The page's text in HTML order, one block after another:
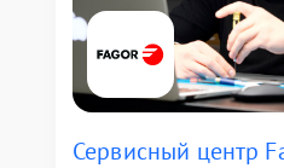
Сервисный центр